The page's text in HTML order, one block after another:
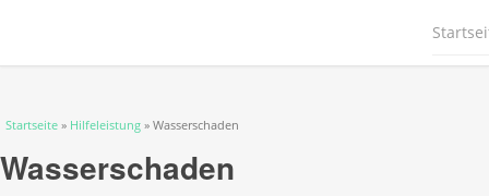
Sie sind hier
Startseite » Hilfeleistung » Wasserschaden
Wasserschaden